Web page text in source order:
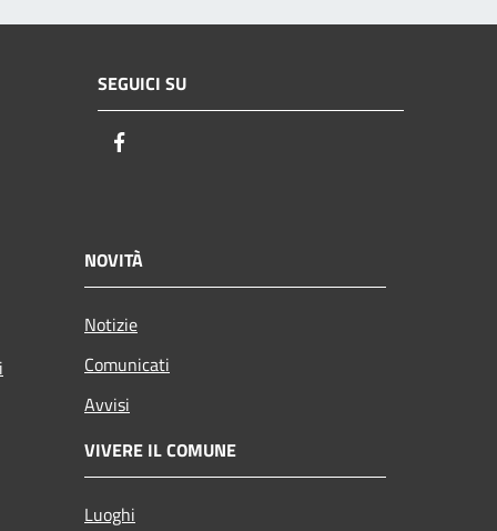
SEGUICI SU
NOVITÀ
Notizie
Comunicati
Avvisi
VIVERE IL COMUNE
Luoghi